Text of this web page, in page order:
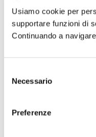
Usiamo cookie per
supportare funzioni di
Continuando a
Necessario
Preferenze
📊
caratteristiche